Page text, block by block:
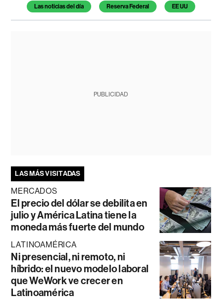
Temas de este artículo
Las noticias del día Reserva Federal EE UU
PUBLICIDAD
LAS MÁS VISITADAS
MERCADOS
El precio del dólar se debilita en
julio y América Latina tiene la
moneda más fuerte del mundo
LATINOAMÉRICA
Ni presencial, ni remoto, ni
híbrido: el nuevo modelo laboral
que WeWork ve crecer en
Latinoamérica